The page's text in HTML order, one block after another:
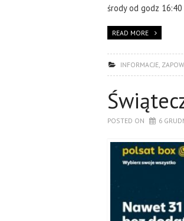
środy od godz
READ MORE
INFORMACJE,
POSTED ON 6